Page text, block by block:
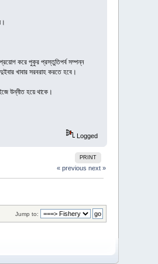
প্রয়োগ করে পুকুর প্রস্তুতিপর্ব সম্পন্ন
খাবার সরবরাহ করতে হবে।
উন্নীত হয়ে থাকে।
Logged
PRINT
« previous next »
Jump to: